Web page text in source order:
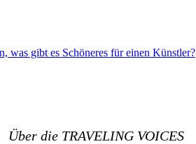
was gibt es Schöneres für einen Künstler?
Über die TRAVELING VOICES